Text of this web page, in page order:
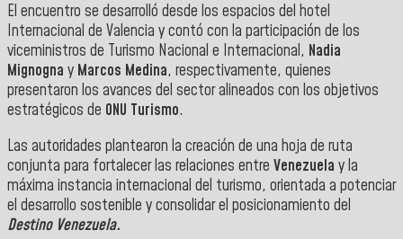
El encuentro se desarrolló desde los espacios del hotel
Internacional de Valencia y contó con la participación de los
viceministros de Turismo Nacional e Internacional, Nadia
Mignogna y Marcos Medina, respectivamente, quienes
presentaron los avances del sector alineados con los objetivos
estratégicos de ONU Turismo.
Las autoridades plantearon la creación de una hoja de ruta
conjunta para fortalecer las relaciones entre Venezuela y la
máxima instancia internacional del turismo, orientada a potenciar
el desarrollo sostenible y consolidar el posicionamiento del
Destino Venezuela.